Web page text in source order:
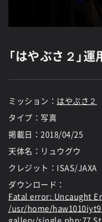
「はやぶさ２」運
ミッション： はやぶさ２
タイプ：写真
掲載日： 2018/04/25
天体名：リュウグウ
クレジット：ISAS/JAXA
ダウンロード：
Fatal error: Uncaught
/usr/home/